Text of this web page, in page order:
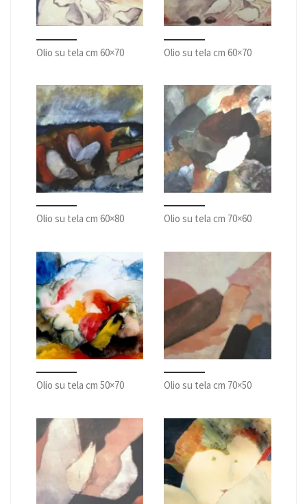
Olio su tela cm 60×70 Olio su tela cm 60×70
Olio su tela cm 60×80 Olio su tela cm 70×60
Olio su tela cm 50×70 Olio su tela cm 70×50